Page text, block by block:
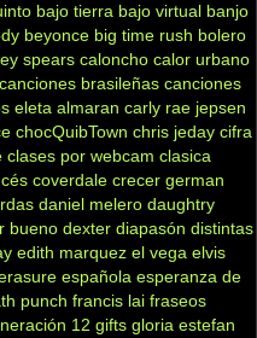
bajo tierra bajo virtual banjo
beyonce big time rush bolero
spears caloncho calor urbano
canciones brasileñas canciones
eleta almaran carly rae jepsen
chocQuibTown chris jeday cifra
clases por webcam clasica
coverdale crecer german
daniel melero daughtry
bueno dexter diapasón distintas
edith marquez el vega elvis
española esperanza de
punch francis lai fraseos
12 gifts gloria estefan